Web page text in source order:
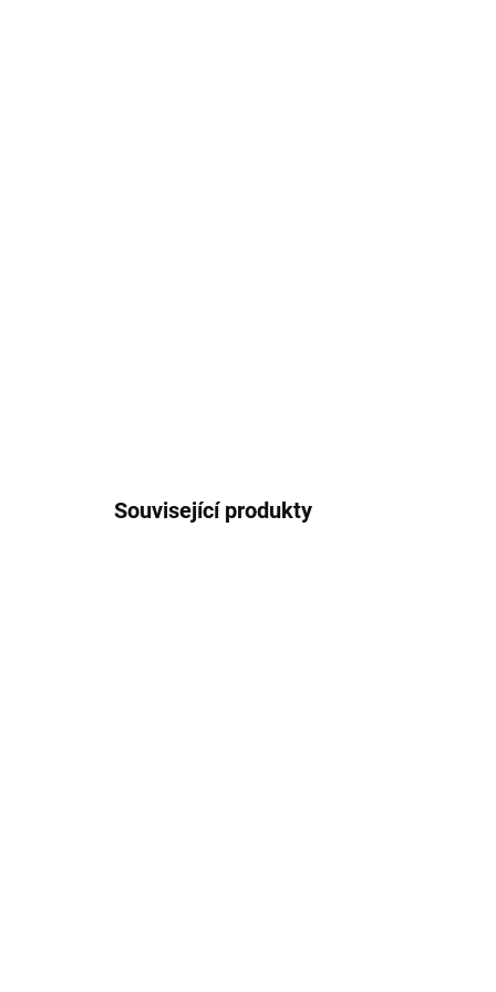
Související produkty